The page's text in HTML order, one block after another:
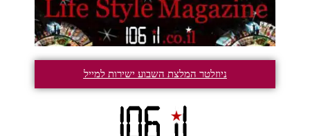
ניוזלטר המלצת השבוע ישירות למייל